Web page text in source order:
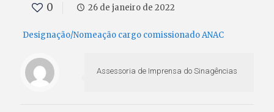
0 26 de janeiro de 2022
Designação/Nomeação cargo comissionado ANAC
Assessoria de Imprensa do Sinagências